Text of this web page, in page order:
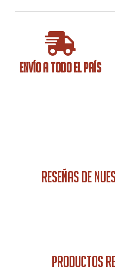
ENVÍO A TODO EL PAÍS
RESEÑAS DE
PRODUCTOS